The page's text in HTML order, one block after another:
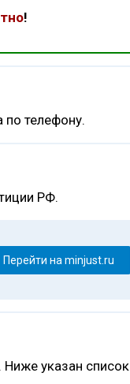
!
по телефону.
РФ.
Перейти на minjust.ru
указан список